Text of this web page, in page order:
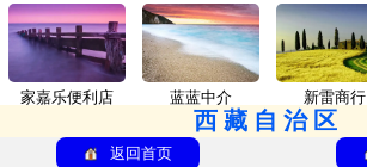
家嘉乐便利店 蓝蓝中介 新雷商行
西藏自治区
返回首页